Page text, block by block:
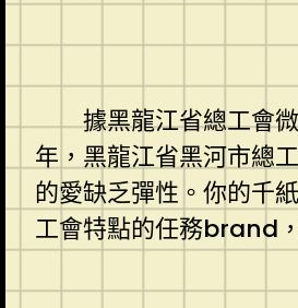
據黑龍江省總工會微信
年，黑龍江省黑河市總
的愛缺乏彈性。你的千
工會特點的任務brand